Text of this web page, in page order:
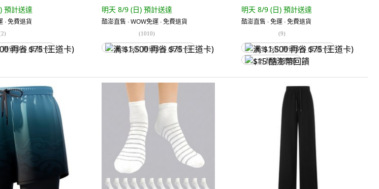
預計送達
∙ 免費退貨
2)
再省 $75 (王道卡)
明天 8/9 (日) 預計送達
酷澎直售 ∙ WOW免運 ∙ 免費退貨
(1010)
满 $1,500 再省 $75 (王道卡)
明天 8/9 (日) 預計送達
酷澎直售 ∙ 免運 ∙ 免費退貨
(9)
满 $1,500 再省 $75 (王道卡)
$15 酷澎幣回饋